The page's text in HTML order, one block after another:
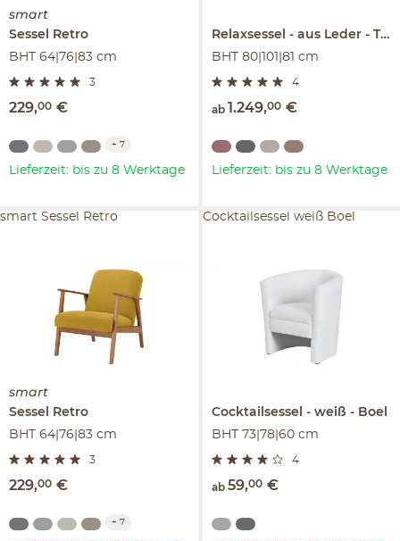
smart
Sessel
Retro
BHT 64|76|83 cm
3
229,00 €
+ 7
Lieferzeit: bis zu 8 Werktage
Relaxsessel aus Leder
Timeout
BHT 80|101|81 cm
4
ab 1.249,00 €
Lieferzeit: bis zu 8 Werktage
smart
Sessel
Retro
BHT 64|76|83 cm
3
229,00 €
smart Sessel Retro
+ 7
Cocktailsessel weiß
Boel
BHT 73|78|60 cm
4
ab 59,00 €
Cocktailsessel weiß Boel